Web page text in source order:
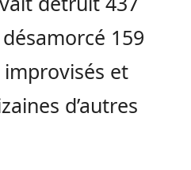
159
et
d’autres